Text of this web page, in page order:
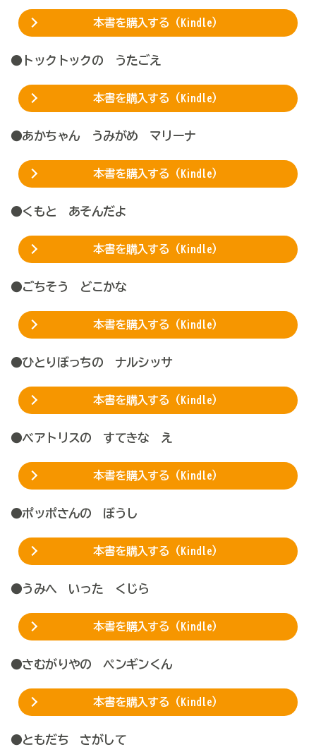
本書を購入する（Kindle）
●トックトックの うたごえ
本書を購入する（Kindle）
●あかちゃん うみがめ マリーナ
本書を購入する（Kindle）
●くもと あそんだよ
本書を購入する（Kindle）
●ごちそう どこかな
本書を購入する（Kindle）
●ひとりぼっちの ナルシッサ
本書を購入する（Kindle）
●ベアトリスの すてきな え
本書を購入する（Kindle）
●ポッポさんの ぼうし
本書を購入する（Kindle）
●うみへ いった くじら
本書を購入する（Kindle）
●さむがりやの ペンギンくん
本書を購入する（Kindle）
●ともだち さがして